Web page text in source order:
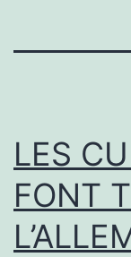
LES
FONT